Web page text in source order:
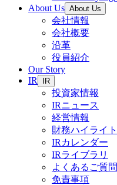
About Us About Us
会社情報
会社概要
沿革
役員紹介
Our Story
IR
IR
投資家情報
IRニュース
経営情報
財務ハイライト
IRカレンダー
IRライブラリ
よくあるご質問
免責事項